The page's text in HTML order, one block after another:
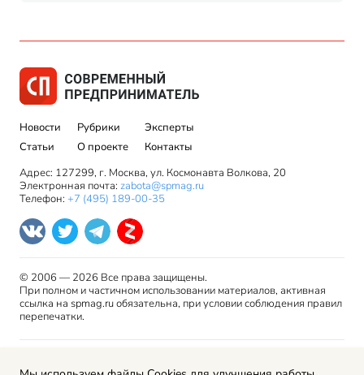
Новости
Статьи
Рубрики
О проекте
Эксперты
Контакты
Адрес: 127299, г. Москва, ул. Космонавта Волкова, 20
Электронная почта: zabota@spmag.ru
Телефон: +7 (495) 189-00-35
© 2006 — 2026 Все права защищены.
При полном и частичном использовании материалов, активная
ссылка на spmag.ru обязательна, при условии соблюдения правил
перепечатки.